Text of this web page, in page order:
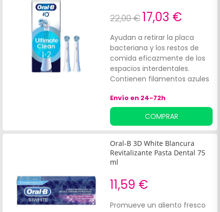
22,00 €17,03 €
Ayudan a retirar la placa
bacteriana y los restos de
comida eficazmente de los
espacios interdentales.
Contienen filamentos azules
buena limpieza bucal en
usuarios con prótesis,
implantes y aparatos
dentales.
Envío en 24-72h
COMPRAR
Oral-B 3D White Blancura
Revitalizante Pasta Dental 75
ml
11,59 €
Promueve un aliento fresco